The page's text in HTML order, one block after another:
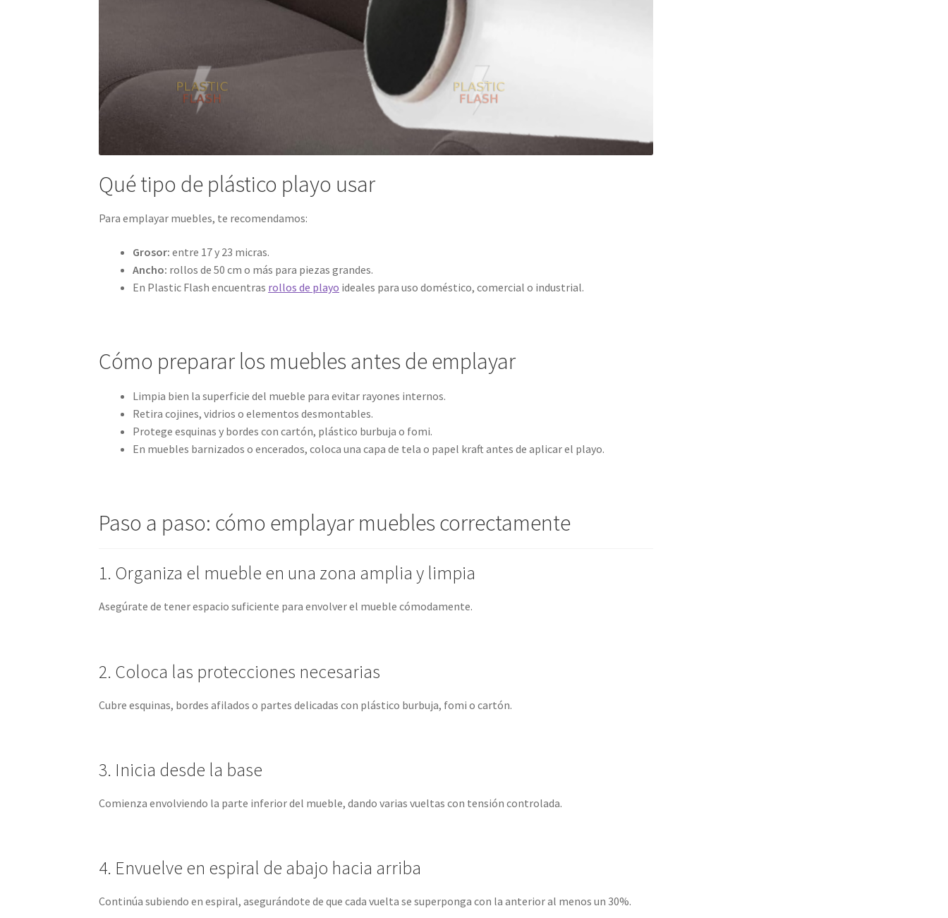
Qué tipo de plástico playo usar
Para emplayar muebles, te recomendamos:
Grosor: entre 17 y 23 micras.
Ancho: rollos de 50 cm o más para piezas grandes.
En Plastic Flash encuentras rollos de playo ideales para uso doméstico, comercial o industrial.
Cómo preparar los muebles antes de emplayar
Limpia bien la superficie del mueble para evitar rayones internos.
Retira cojines, vidrios o elementos desmontables.
Protege esquinas y bordes con cartón, plástico burbuja o fomi.
En muebles barnizados o encerados, coloca una capa de tela o papel kraft antes de aplicar el playo.
Paso a paso: cómo emplayar muebles correctamente
1. Organiza el mueble en una zona amplia y limpia
Asegúrate de tener espacio suficiente para envolver el mueble cómodamente.
2. Coloca las protecciones necesarias
Cubre esquinas, bordes afilados o partes delicadas con plástico burbuja, fomi o cartón.
3. Inicia desde la base
Comienza envolviendo la parte inferior del mueble, dando varias vueltas con tensión controlada.
4. Envuelve en espiral de abajo hacia arriba
Continúa subiendo en espiral, asegurándote de que cada vuelta se superponga con la anterior al menos un 30%.